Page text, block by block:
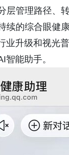
层管理路径、
续的综合眼健
业升级和视光
能助手。